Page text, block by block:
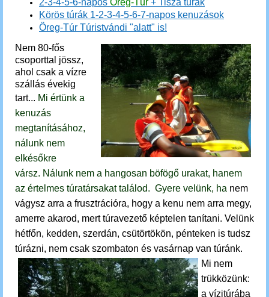
Körös túrák 1-2-3-4-5-6-7-napos kenuzások
Öreg-Túr Túristvándi "alatt" is!
Nem 80-fős
csoporttal jössz,
ahol csak a vízre
szállás évekig
tart... Mi értünk a
kenuzás
megtanításához,
nálunk nem
elkésőkre
vársz. Nálunk nem a hangosan böfögő urakat, hanem
az értelmes túratársakat találod. Gyere velünk, ha nem
vágysz arra a frusztrációra, hogy a kenu nem arra megy,
amerre akarod, mert túravezető képtelen tanítani. Velünk
hétfőn, kedden, szerdán, csütörtökön, pénteken is tudsz
túrázni, nem csak szombaton és vasárnap van túránk.
Mi nem
trükközünk:
a vízitúrába